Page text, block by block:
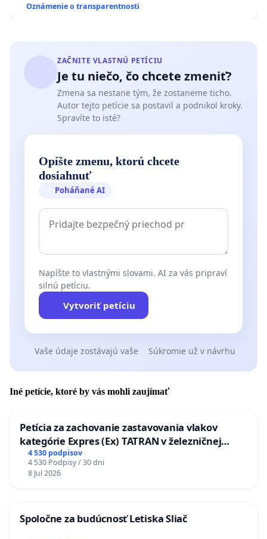
Oznámenie o transparentnosti
ZAČNITE VLASTNÚ PETÍCIU
Je tu niečo, čo chcete zmeniť?
Zmena sa nestane tým, že zostaneme ticho.
Autor tejto petície sa postavil a podnikol kroky.
Spravíte to isté?
Opíšte zmenu, ktorú chcete
dosiahnuť
Poháňané AI
Napíšte to vlastnými slovami. AI za vás pripraví
silnú petíciu.
Vytvoriť petíciu
Vaše údaje zostávajú vaše Súkromie už v návrhu
Iné petície, ktoré by vás mohli zaujímať
Petícia za zachovanie zastavovania vlakov
kategórie Expres (Ex) TATRAN v železničnej
stanici Púchov
4 530 podpisov
4 530 Podpisy / 30 dni
8 Jul 2026
Spoločne za budúcnosť Letiska Sliač